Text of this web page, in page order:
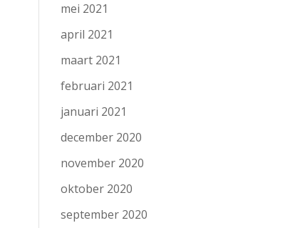
mei 2021
april 2021
maart 2021
februari 2021
januari 2021
december 2020
november 2020
oktober 2020
september 2020